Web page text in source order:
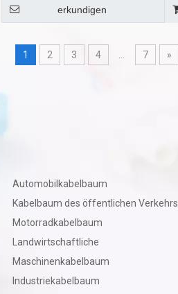
erkundigen
1 2 3 4 7 »
Automobilkabelbaum
Kabelbaum des öffentlichen Verkehrs
Motorradkabelbaum
Landwirtschaftliche
Maschinenkabelbaum
Industriekabelbaum